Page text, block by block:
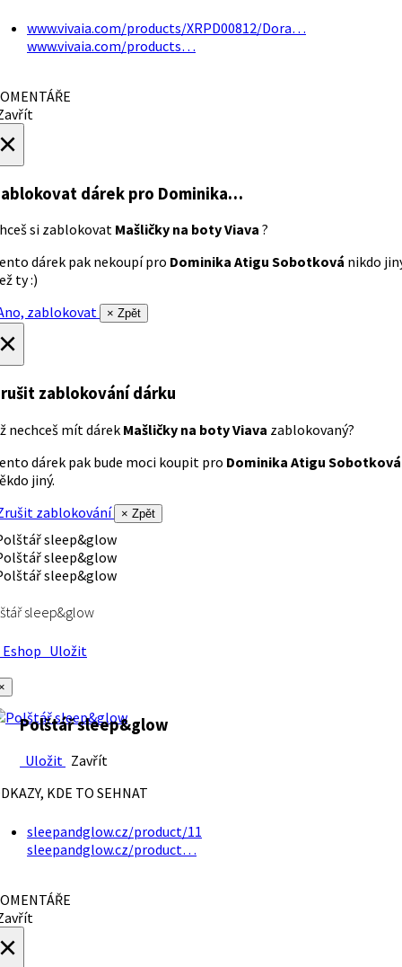
www.vivaia.com/products/XRPD00812/Dora…
www.vivaia.com/products…
dárek pro Dominika…
si zablokovat Mašličky na boty Viava ?
dárek pak nekoupí pro Dominika Atigu Sobotková nikdo
ty :)
zablokovat
× Zpět
zablokování dárku
nechceš mít dárek Mašličky na boty Viava zablokovaný?
dárek pak bude moci koupit pro Dominika Atigu Sobotková
jiný.
zablokování
× Zpět
sleep&glow
Uložit
Polštář sleep&glow
Uložit Zavřít
KDE TO SEHNAT
sleepandglow.cz/product/11
sleepandglow.cz/product…